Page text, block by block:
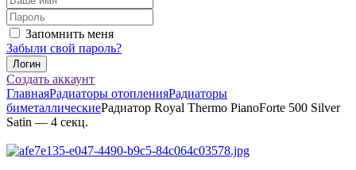
Запомнить меня
Забыли свой пароль?
Создать аккаунт
ГлавнаяРадиаторы отопленияРадиаторы
биметаллическиеРадиатор Royal Thermo PianoForte 500 Silver
Satin — 4 секц.